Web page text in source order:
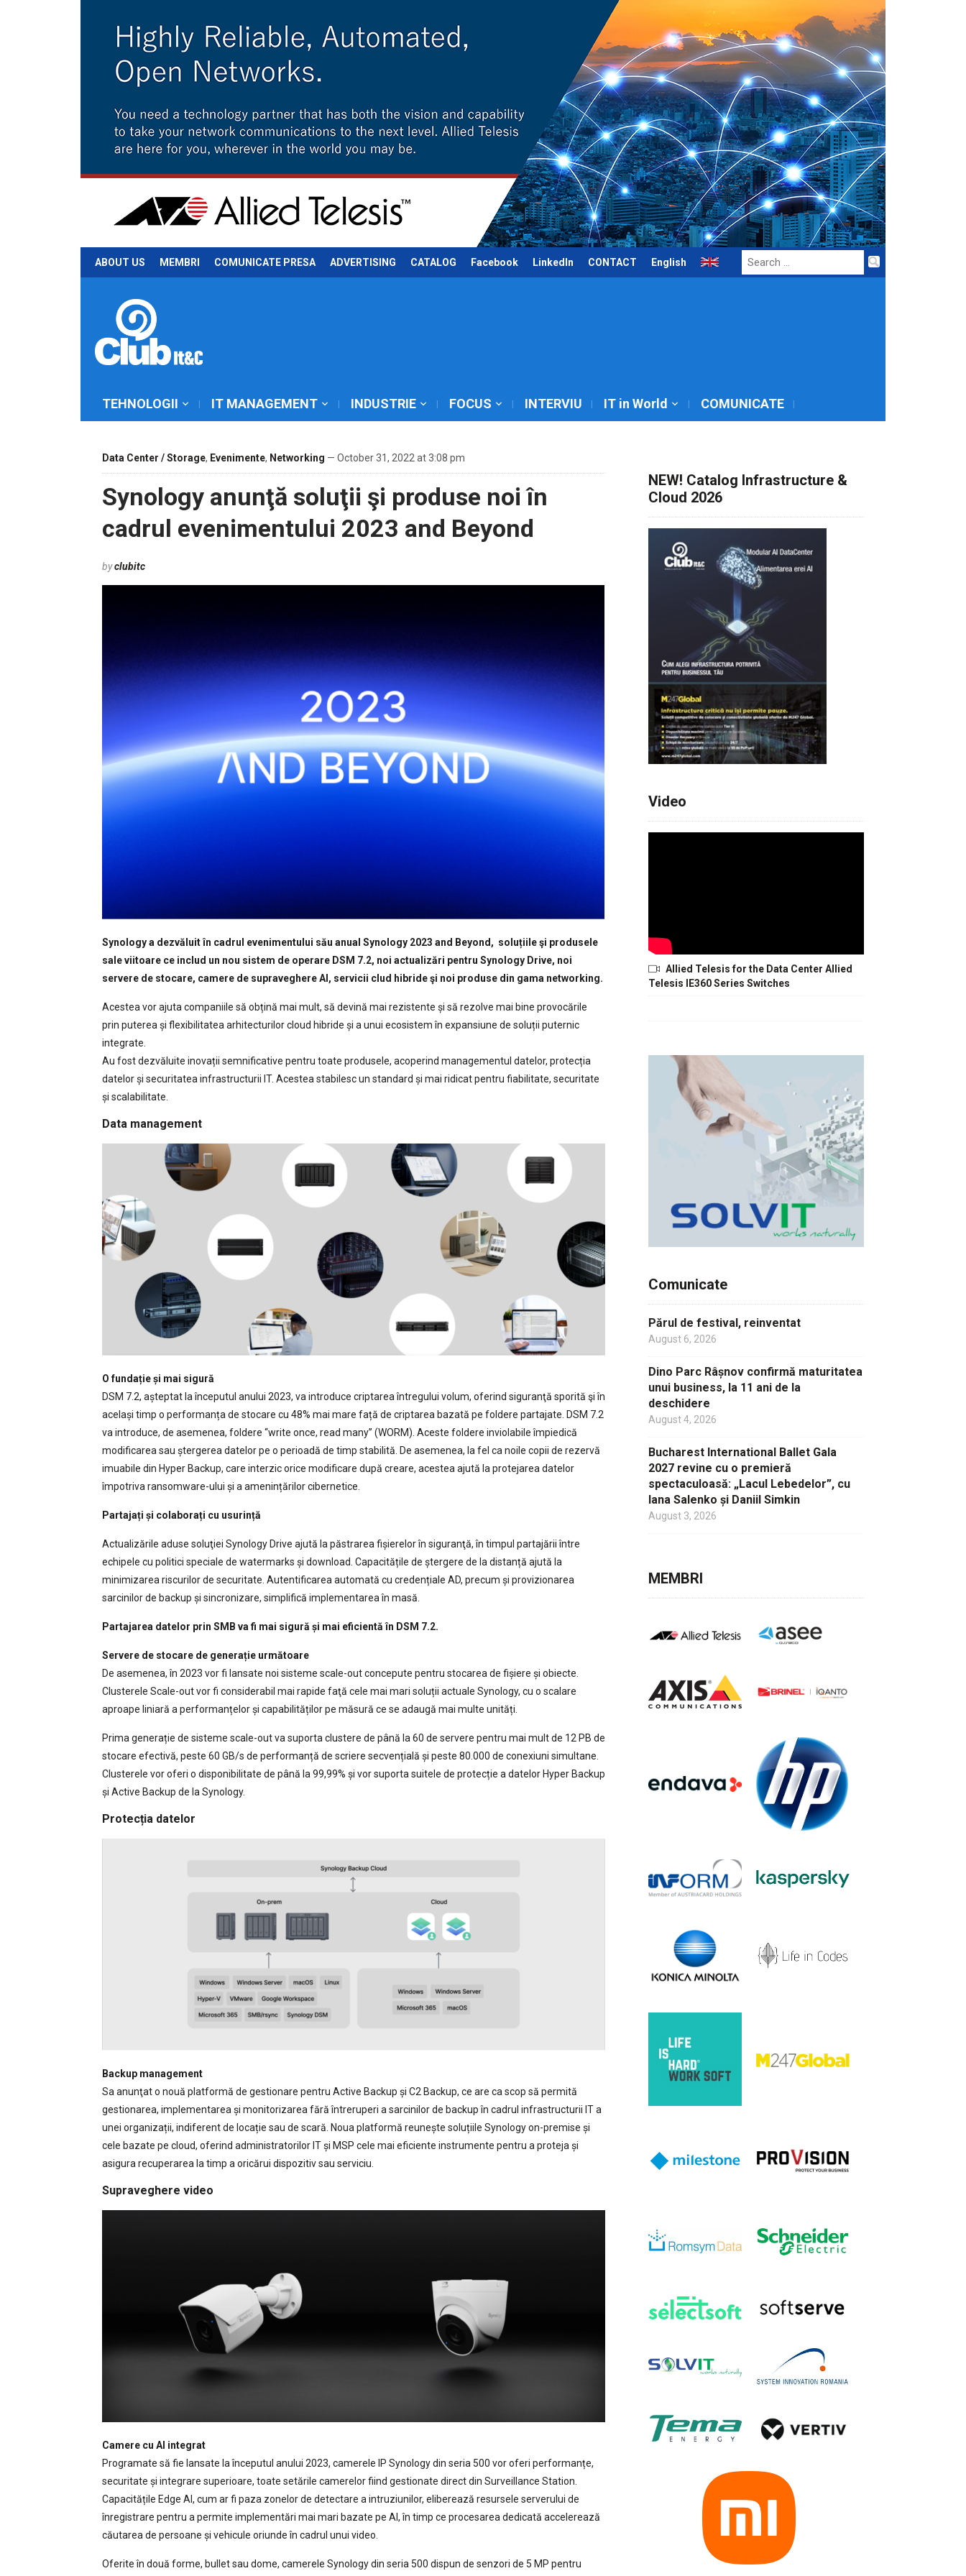
ABOUT US MEMBRI COMUNICATE PRESA ADVERTISING CATALOG Facebook LinkedIn CONTACT English
Search
for:
TEHNOLOGII IT MANAGEMENT INDUSTRIE FOCUS INTERVIU IT in World COMUNICATE
Data Center / Storage, Evenimente, Networking — October 31, 2022 at 3:08 pm
Synology anunţă soluţii şi produse noi în
cadrul evenimentului 2023 and Beyond
byclubitc
Synology a dezvăluit în cadrul evenimentului său anual Synology 2023 and Beyond, soluțiile şi produsele
sale viitoare ce includ un nou sistem de operare DSM 7.2, noi actualizări pentru Synology Drive, noi
servere de stocare, camere de supraveghere AI, servicii clud hibride şi noi produse din gama networking.
Acestea vor ajuta companiile să obțină mai mult, să devină mai rezistente și să rezolve mai bine provocările
prin puterea și flexibilitatea arhitecturilor cloud hibride și a unui ecosistem în expansiune de soluții puternic
integrate.
Au fost dezvăluite inovații semnificative pentru toate produsele, acoperind managementul datelor, protecția
datelor și securitatea infrastructurii IT. Acestea stabilesc un standard și mai ridicat pentru fiabilitate, securitate
și scalabilitate.
Data management
O fundație și mai sigură
DSM 7.2, așteptat la începutul anului 2023, va introduce criptarea întregului volum, oferind siguranţă sporită şi în
același timp o performanța de stocare cu 48% mai mare față de criptarea bazată pe foldere partajate. DSM 7.2
va introduce, de asemenea, foldere “write once, read many” (WORM). Aceste foldere inviolabile împiedică
modificarea sau ștergerea datelor pe o perioadă de timp stabilită. De asemenea, la fel ca noile copii de rezervă
imuabile din Hyper Backup, care interzic orice modificare după creare, acestea ajută la protejarea datelor
împotriva ransomware-ului și a amenințărilor cibernetice.
Partajați și colaborați cu usurință
Actualizările aduse soluţiei Synology Drive ajută la păstrarea fișierelor în siguranţă, în timpul partajării între
echipele cu politici speciale de watermarks și download. Capacitățile de ștergere de la distanță ajută la
minimizarea riscurilor de securitate. Autentificarea automată cu credențiale AD, precum și provizionarea
sarcinilor de backup și sincronizare, simplifică implementarea în masă.
Partajarea datelor prin SMB va fi mai sigură și mai eficientă în DSM 7.2.
Servere de stocare de generație următoare
De asemenea, în 2023 vor fi lansate noi sisteme scale-out concepute pentru stocarea de fișiere și obiecte.
Clusterele Scale-out vor fi considerabil mai rapide faţă cele mai mari soluții actuale Synology, cu o scalare
aproape liniară a performanțelor și capabilităților pe măsură ce se adaugă mai multe unități.
Prima generație de sisteme scale-out va suporta clustere de până la 60 de servere pentru mai mult de 12 PB de
stocare efectivă, peste 60 GB/s de performanță de scriere secvențială și peste 80.000 de conexiuni simultane.
Clusterele vor oferi o disponibilitate de până la 99,99% și vor suporta suitele de protecție a datelor Hyper Backup
și Active Backup de la Synology.
Protecția datelor
Backup management
Sa anunţat o nouă platformă de gestionare pentru Active Backup și C2 Backup, ce are ca scop să permită
gestionarea, implementarea și monitorizarea fără întreruperi a sarcinilor de backup în cadrul infrastructurii IT a
unei organizații, indiferent de locație sau de scară. Noua platformă reunește soluțiile Synology on-premise și
cele bazate pe cloud, oferind administratorilor IT și MSP cele mai eficiente instrumente pentru a proteja și
asigura recuperarea la timp a oricărui dispozitiv sau serviciu.
Supraveghere video
Camere cu AI integrat
Programate să fie lansate la începutul anului 2023, camerele IP Synology din seria 500 vor oferi performanțe,
securitate și integrare superioare, toate setările camerelor fiind gestionate direct din Surveillance Station.
Capacitățile Edge AI, cum ar fi paza zonelor de detectare a intruziunilor, eliberează resursele serverului de
înregistrare pentru a permite implementări mai mari bazate pe AI, în timp ce procesarea dedicată accelerează
căutarea de persoane și vehicule oriunde în cadrul unui video.
Oferite în două forme, bullet sau dome, camerele Synology din seria 500 dispun de senzori de 5 MP pentru
NEW! Catalog Infrastructure &
Cloud 2026
Video
Allied Telesis for the Data Center Allied
Telesis IE360 Series Switches
Comunicate
Părul de festival, reinventat
August 6, 2026
Dino Parc Râșnov confirmă maturitatea
unui business, la 11 ani de la
deschidere
August 4, 2026
Bucharest International Ballet Gala
2027 revine cu o premieră
spectaculoasă: „Lacul Lebedelor”, cu
Iana Salenko și Daniil Simkin
August 3, 2026
MEMBRI